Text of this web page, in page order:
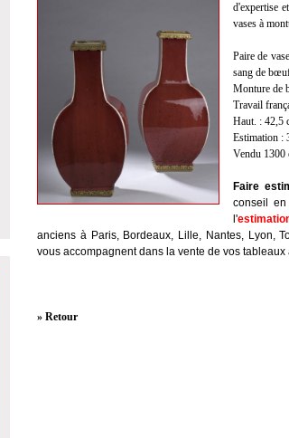
d'expertise
vases à
Paire de
sang de
Monture de
Travail
Haut. : 42,5
Estimation :
Vendu 1300
Faire
conseil en
l'
anciens à Paris, Bordeaux, Lille, Nantes, Lyon,
vous accompagnent dans la vente de vos
» Retour